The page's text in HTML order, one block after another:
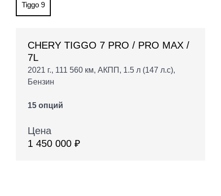
Tiggo 9
CHERY TIGGO 7 PRO / PRO MAX /
7L
2021 г., 111 560 км, АКПП, 1.5 л (147 л.с),
Бензин
15 опций
Цена
1 450 000 ₽